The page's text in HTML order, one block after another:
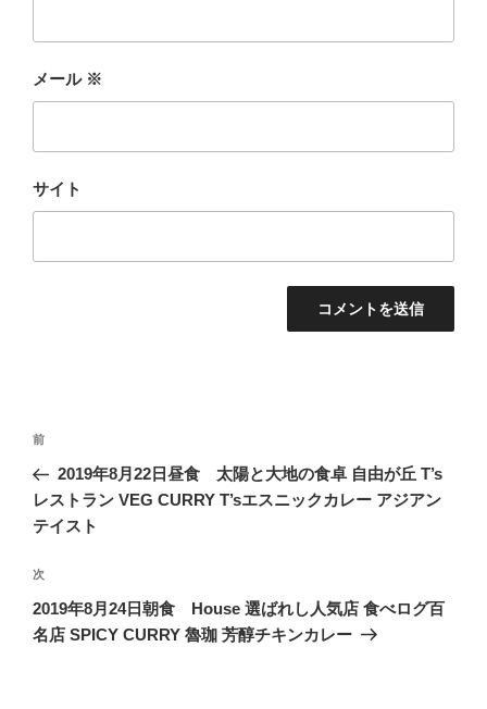
メール ※
サイト
投
ナ
ビ
ー
シ
ョ
過
去
の
投
前
2019年8月22日昼食 太陽と大地の食卓 自由が丘 T’s
レストラン VEG CURRY T’sエスニックカレー アジアン
テイスト
次
の
投
次
2019年8月24日朝食 House 選ばれし人気店 食べログ百
名店 SPICY CURRY 魯珈 芳醇チキンカレー